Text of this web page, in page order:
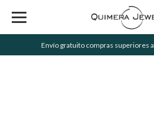
Envío gratuito compras superiores a